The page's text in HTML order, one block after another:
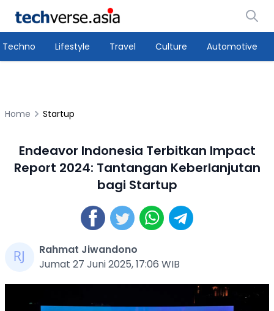
Techno Lifestyle Travel Culture Automotive
Home Startup
Endeavor Indonesia Terbitkan Impact
Report 2024: Tantangan Keberlanjutan
bagi Startup
Rahmat Jiwandono
Jumat 27 Juni 2025, 17:06 WIB